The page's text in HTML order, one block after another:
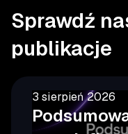
Sprawdź
publikacje
3 sierpień 2026